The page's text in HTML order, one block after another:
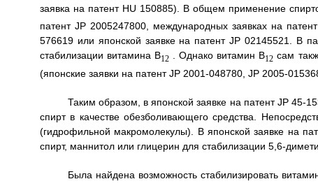
заявка на патент HU 150885). В общем применение
патент JP 2005247800, международных заявках на
576619 или японской заявке на патент JP 02145521. В
стабилизации витамина B12 . Однако витамин B12 сам
(японские заявки на патент JP 2001-048780, JP 2005-
Таким образом, в японской заявке на патент JP 45-
спирт в качестве обезболивающего средства.
(гидрофильной макромолекулы). В японской заявке на
спирт, маннитол или глицерин для стабилизации 5,6-
Была найдена возможность стабилизировать